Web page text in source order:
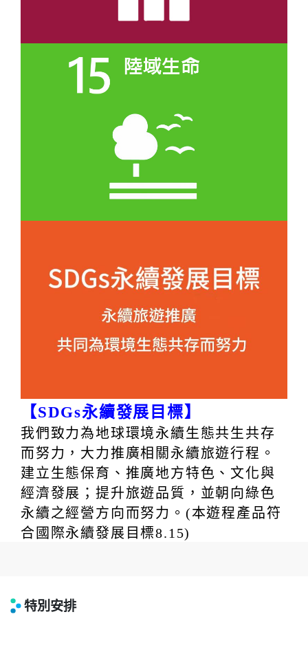
設施，成為近年熱門的觀光景點。
我們致力為地球環境永續生態共生共存